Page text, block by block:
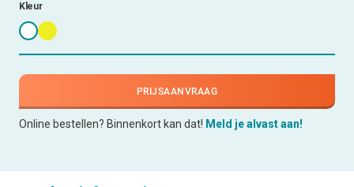
Kleur
PRIJSAANVRAAG
Online bestellen? Binnenkort kan dat! Meld je alvast aan!